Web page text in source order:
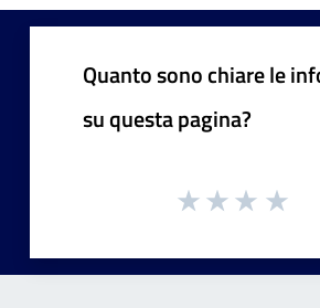
Quanto sono chiare le
su questa pagina?